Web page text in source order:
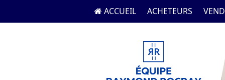
ACCUEIL ACHETEURS